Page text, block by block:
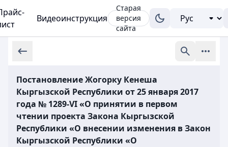
Видеоинструкция
Старая
версия
сайта
Постановление Жогорку Кенеша
Кыргызской Республики от 25 января 2017
года № 1289-VI «О принятии в первом
чтении проекта Закона Кыргызской
Республики «О внесении изменения в Закон
Кыргызской Республики «О